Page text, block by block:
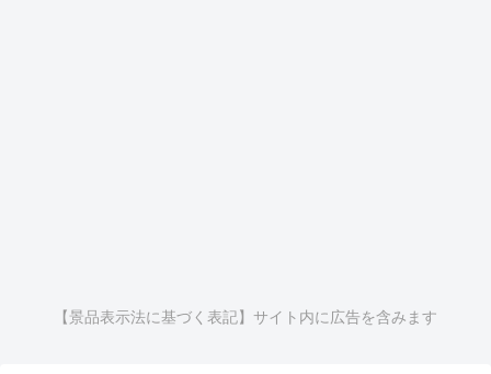
【景品表示法に基づく表記】サイト内に広告を含みます